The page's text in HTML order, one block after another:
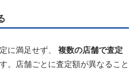
に満足せず、 複数の店舗で査定
。店舗ごとに査定額が異なること